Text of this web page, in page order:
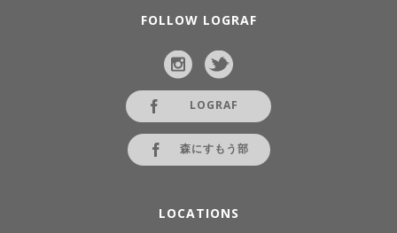
FOLLOW LOGRAF
LOGRAF
森にすもう部
LOCATIONS